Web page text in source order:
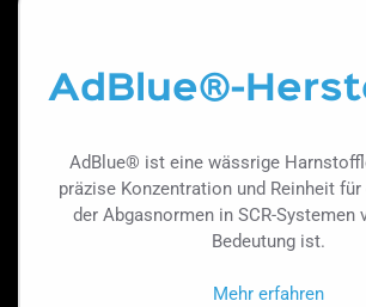
AdBlue®-
AdBlue® ist eine wässrige
präzise Konzentration und Reinheit
der Abgasnormen in SCR-Systemen
Bedeutung ist.
Mehr erfahren